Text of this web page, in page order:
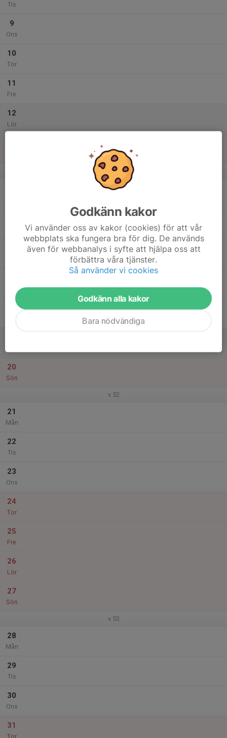
Tis
9
Ons
10
Tor
11
Fre
12
Lör
v.51
20
Sön
v.52
21
Mån
22
Tis
23
Ons
24
Tor
25
Fre
26
Lör
27
Sön
v.53
28
Mån
29
Tis
30
Ons
31
Tor
Godkänn kakor
Vi använder oss av kakor (cookies) för att vår
webbplats ska fungera bra för dig. De används
även för webbanalys i syfte att hjälpa oss att
förbättra våra tjänster.
Så använder vi cookies
Godkänn alla kakor
Bara nödvändiga